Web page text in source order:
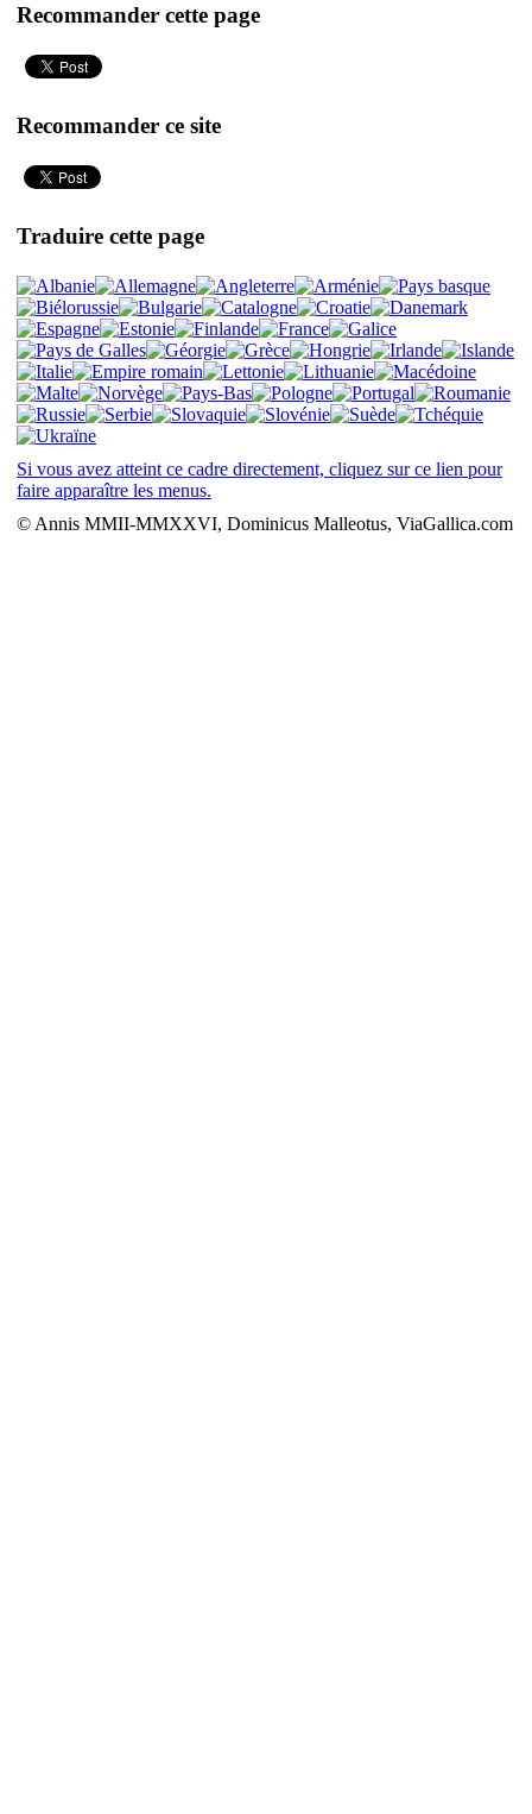
Recommander cette page
Recommander ce site
Traduire cette page
Si vous avez atteint ce cadre directement, cliquez sur ce lien pour
faire apparaître les menus.
© Annis MMII-MMXXVI, Dominicus Malleotus, ViaGallica.com